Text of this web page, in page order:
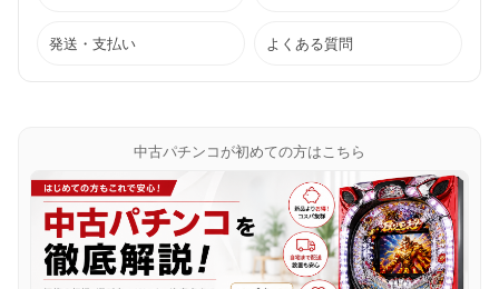
発送・支払い よくある質問
中古パチンコが初めての方はこちら